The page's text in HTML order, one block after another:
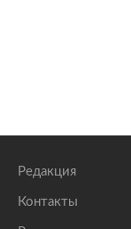
Редакция
Контакты